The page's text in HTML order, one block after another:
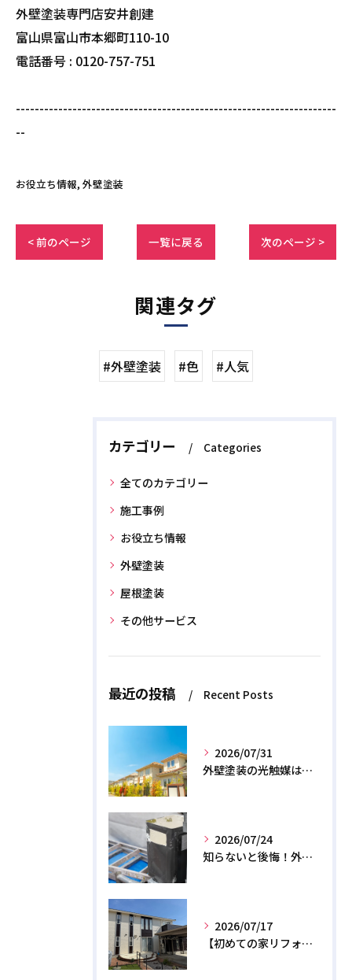
外壁塗装専門店安井創建
富山県富山市本郷町110-10
電話番号 : 0120-757-751
--------------------------------------------------------------------
--
お役立ち情報 外壁塗装
< 前のページ 一覧に戻る 次のページ >
関連タグ
#外壁塗装 #色 #人気
カテゴリー Categories
全てのカテゴリー
施工事例
お役立ち情報
外壁塗装
屋根塗装
その他サービス
最近の投稿 Recent Posts
2026/07/31
外壁塗装の光触媒は効果なし？デメリットと2026年のリアル
2026/07/24
知らないと後悔！外壁塗装で無機質塗料を選ぶデメリットと3つの罠
2026/07/17
【初めての家リフォーム】外壁塗装の正しい時期と相場費用を解説